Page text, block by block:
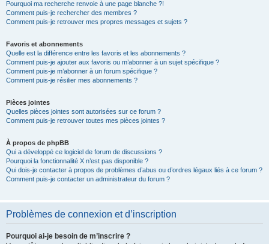
Pourquoi ma recherche renvoie à une page blanche ?!
Comment puis-je rechercher des membres ?
Comment puis-je retrouver mes propres messages et sujets ?
Favoris et abonnements
Quelle est la différence entre les favoris et les abonnements ?
Comment puis-je ajouter aux favoris ou m’abonner à un sujet spécifique ?
Comment puis-je m’abonner à un forum spécifique ?
Comment puis-je résilier mes abonnements ?
Pièces jointes
Quelles pièces jointes sont autorisées sur ce forum ?
Comment puis-je retrouver toutes mes pièces jointes ?
À propos de phpBB
Qui a développé ce logiciel de forum de discussions ?
Pourquoi la fonctionnalité X n’est pas disponible ?
Qui dois-je contacter à propos de problèmes d’abus ou d’ordres légaux liés à ce forum ?
Comment puis-je contacter un administrateur du forum ?
Problèmes de connexion et d’inscription
Pourquoi ai-je besoin de m’inscrire ?